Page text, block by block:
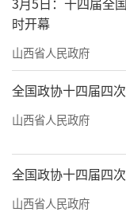
奋地说：“这是
各种鸟类成群结
经从‘旅鸟’变
河景区的生态
53岁的史
区，离汾河不
变得充沛起来、
年5月12日，习
时开幕
山西省人民政府
全国政协十四届四
山西省人民政府
全国政协十四届四
山西省人民政府